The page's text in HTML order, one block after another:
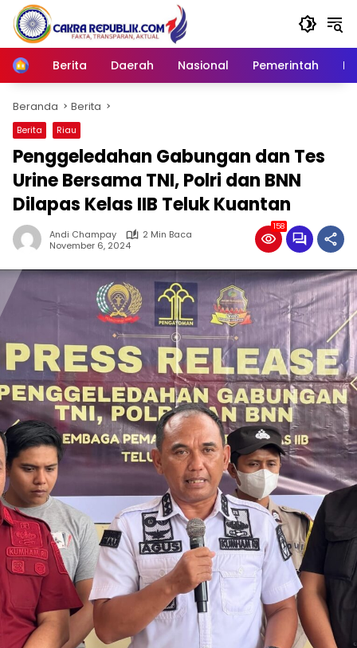
Langsung
konten
Home
Berita Daerah Nasional Pemerintah
Beranda Berita
Berita Riau
Penggeledahan Gabungan dan Tes
Urine Bersama TNI, Polri dan BNN
Dilapas Kelas IIB Teluk Kuantan
Andi Champay
2 Min Baca
November 6, 2024
158